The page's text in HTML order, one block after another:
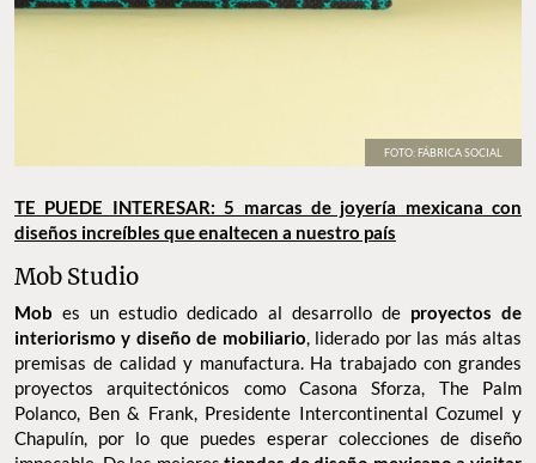
FOTO: FÁBRICA SOCIAL
TE PUEDE INTERESAR: 5 marcas de joyería mexicana con
diseños increíbles que enaltecen a nuestro país
Mob Studio
Mobes un estudio dedicado al desarrollo de proyectos de
interiorismo y diseño de mobiliario, liderado por las más altas
premisas de calidad y manufactura. Ha trabajado con grandes
proyectos arquitectónicos como Casona Sforza, The Palm
Polanco, Ben & Frank, Presidente Intercontinental Cozumel y
Chapulín, por lo que puedes esperar colecciones de diseño